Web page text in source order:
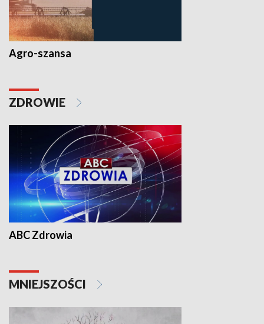
Agro-szansa
ZDROWIE
ABC Zdrowia
MNIEJSZOŚCI